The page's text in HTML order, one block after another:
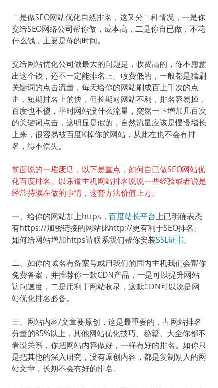
二是做SEO网站优化自然排名，这又分二种情况，一是你
交给SEO网络公司帮你做，成本高，二是你自已做，不花
什么钱，主要是你的时间。
交给网站优化公司做最大的问题是，收费高的，你不愿意
出这个钱，还不一定能排名上。收费低的，一般都是猛刷
关键词的点击流量，每天给你的网站刷成百上千次的点
击，短期排名上的快，但长期对网站不利，排名容易掉，
百度也不傻，平时网站没什么流量，突然一下增加几百次
的关键词点击，这明显是假的，自然流量应该是慢慢增长
上来，很容易被百度K掉你的网站，从此在也不会有排
名，得不偿失。
前面说的一堆废话，以下是重点，如何自已做SEO网站优
化百度排名。以乐道主机网站排名说说一些经验或者说是
经常持续在做的事情，这套方法价值上万。
一、给你的网站加上https， 百度站长平台上已明确表态
有https://加密链接的网站比http://更有利于SEO排名。
如何给网站增加https请联系我们帮你安装SSL证书。
二、如你的域名有备案号或用我们的国内主机我们会帮你
免费备案，并推荐你一款CDN产品，一是可以提升网站
访问速度，二是用利于网站收录，这款CDN可以说是网
站优化排名必备。
三、网站内容/文章要原创，这是最重要的，占网站排名
分量的85%以上，其他网站优化技巧、秘籍、大全你都不
看没关系，你把网站内容做好，一样有好的排名。如你只
是把其他的深入研究，没有原创内容，都是复制别人的网
站文章，长期不会有好的排名。